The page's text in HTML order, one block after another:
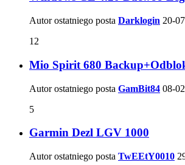
Autor ostatniego posta Darklogin 20-
12
Mio Spirit 680
Autor ostatniego posta GamBit84 08-
5
Garmin Dezl LGV 1000
Autor ostatniego posta TwEEtY0010